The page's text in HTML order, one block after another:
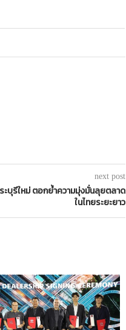
next post
บุรีใหม่ ตอกย้ำความมุ่งมั่นลุยตลาด
ในไทยระยะยาว